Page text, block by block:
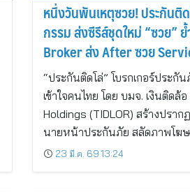
หนึ่งวันพันเหตุซวย! ประกันติ
กรรม ส่งซีรีส์ชุดใหม่ “ซวย”
Broker ส่ง After ซวย
ความซวยทั้ง รถ-คน-บ้าน
“ประกันติดโล่” โบรกเกอร์ประกั
เข้าใจคนไทย โดย บมจ. เงินติด
Holdings (TIDLOR) สร้างปรา
นายหน้าประกันภัย สลัดภาพโฆ
23 มี.ค. 69 13:24